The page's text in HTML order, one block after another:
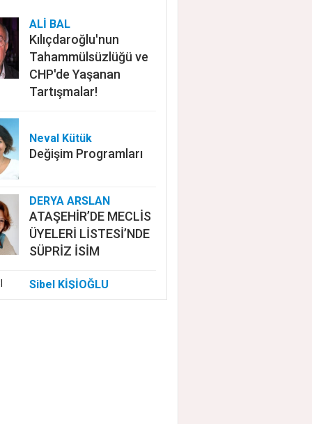
ALİ BAL
Kılıçdaroğlu'nun
Tahammülsüzlüğü ve
CHP'de Yaşanan
Tartışmalar!
Neval Kütük
Değişim Programları
DERYA ARSLAN
ATAŞEHİR’DE MECLİS
ÜYELERİ LİSTESİ’NDE
SÜPRİZ İSİM
Sibel KİŞİOĞLU
EUROVISION'DA